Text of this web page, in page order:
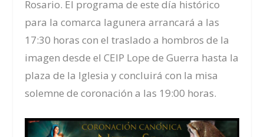
Rosario. El programa de este día histórico
para la comarca lagunera arrancará a las
17:30 horas con el traslado a hombros de la
imagen desde el CEIP Lope de Guerra hasta la
plaza de la Iglesia y concluirá con la misa
solemne de coronación a las 19:00 horas.